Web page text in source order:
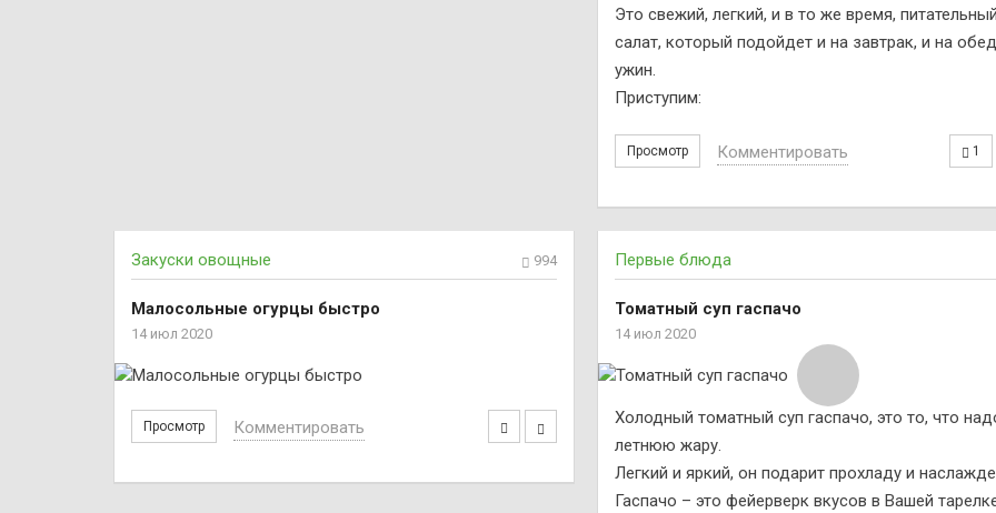
Это свежий, легкий, и в то же время, питательный
салат, который подойдет и на завтрак, и на
ужин.
Приступим:
Просмотр 1
Комментировать
Закуски овощные 994
Малосольные огурцы быстро
14 июл 2020
Просмотр Комментировать
Первые блюда
Томатный суп гаспачо
14 июл 2020
Холодный томатный суп гаспачо, это то, что
летнюю жару.
Легкий и яркий, он подарит прохладу и
Гаспачо – это фейерверк вкусов в Вашей